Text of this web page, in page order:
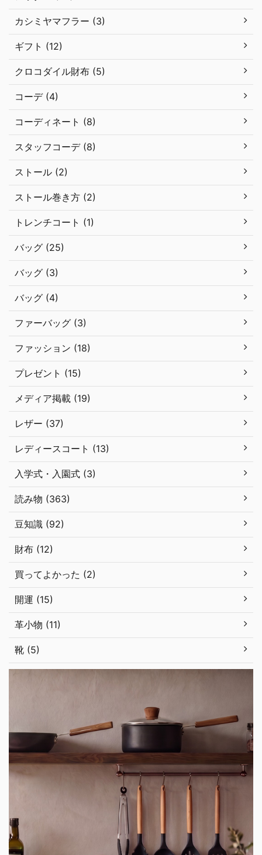
カシミヤマフラー (3)
ギフト (12)
クロコダイル財布 (5)
コーデ (4)
コーディネート (8)
スタッフコーデ (8)
ストール (2)
ストール巻き方 (2)
トレンチコート (1)
バッグ (25)
バッグ (3)
バッグ (4)
ファーバッグ (3)
ファッション (18)
プレゼント (15)
メディア掲載 (19)
レザー (37)
レディースコート (13)
入学式・入園式 (3)
読み物 (363)
豆知識 (92)
財布 (12)
買ってよかった (2)
開運 (15)
革小物 (11)
靴 (5)